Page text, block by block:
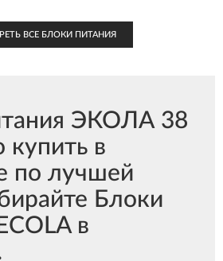
ВСЕ БЛОКИ ПИТАНИЯ
ЭКОЛА 38
в
по лучшей
Блоки
в